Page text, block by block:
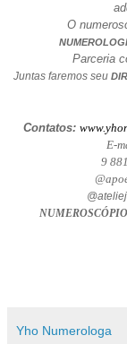
O
Parceria
Juntas faremos seu
Contatos:
E-
9
NUMEROSCÓPIO
Yho Numerologa